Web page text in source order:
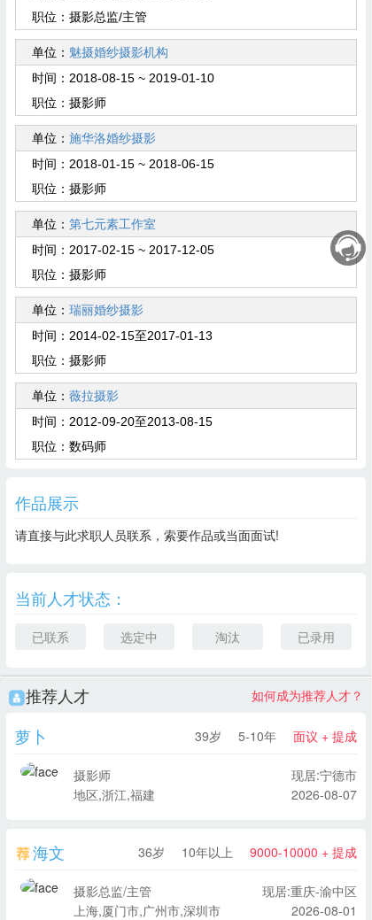
职位： 摄影总监/主管
单位： 魅摄婚纱摄影机构
时间： 2018-08-15 ~ 2019-01-10
职位： 摄影师
单位： 施华洛婚纱摄影
时间： 2018-01-15 ~ 2018-06-15
职位： 摄影师
单位： 第七元素工作室
时间： 2017-02-15 ~ 2017-12-05
职位： 摄影师
单位： 瑞丽婚纱摄影
时间： 2014-02-15至2017-01-13
职位： 摄影师
单位： 薇拉摄影
时间： 2012-09-20至2013-08-15
职位： 数码师
作品展示
请直接与此求职人员联系，索要作品或当面面试!
当前人才状态：
已联系 选定中 淘汰 已录用
推荐人才 如何成为推荐人才？
萝卜 39岁 5-10年 面议 + 提成
摄影师
现居:宁德市
地区,浙江,福建
2026-08-07
海文 36岁 10年以上 9000-10000 + 提成
摄影总监/主管
现居:重庆-渝中区
上海,厦门市,广州市,深圳市
2026-08-01